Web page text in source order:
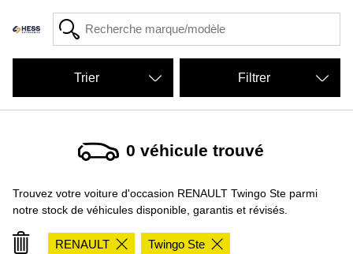
0 véhicule trouvé
Trouvez votre voiture d'occasion RENAULT Twingo Ste parmi
notre stock de véhicules disponible, garantis et révisés.
RENAULT Twingo Ste
Filtrer